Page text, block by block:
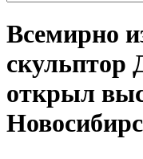
Всемирно
открыл